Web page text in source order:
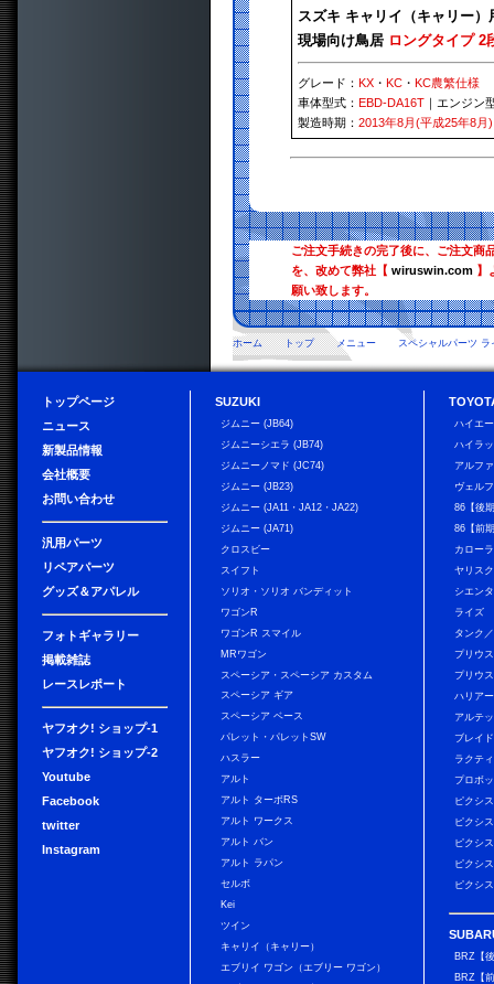
スズキ キャリイ（キャリー）
現場向け鳥居 ロングタイプ 2
グレード： KX・ KC・ KC農繁仕様
車体型式： EBD-DA16T｜エンジン
製造時期： 2013年8月(平成25年8月)
ご注文手続きの完了後に、ご注文商
を、改めて弊社【 wiruswin.com】
願い致します。
ホーム トップ メニュー スペシャルパーツ ラ
トップページ
ニュース
新製品情報
会社概要
お問い合わせ
汎用パーツ
リペアパーツ
グッズ＆アパレル
フォトギャラリー
掲載雑誌
レースレポート
ヤフオク! ショップ-1
ヤフオク! ショップ-2
Youtube
Facebook
twitter
Instagram
SUZUKI
ジムニー (JB64)
ジムニーシエラ (JB74)
ジムニーノマド (JC74)
ジムニー (JB23)
ジムニー (JA11・JA12・JA22)
ジムニー (JA71)
クロスビー
スイフト
ソリオ・ソリオ バンディット
ワゴンR
ワゴンR スマイル
MRワゴン
スペーシア・スペーシア カスタム
スペーシア ギア
スペーシア ベース
パレット・パレットSW
ハスラー
アルト
アルト ターボRS
アルト ワークス
アルト バン
アルト ラパン
セルボ
Kei
ツイン
キャリイ（キャリー）
エブリイ ワゴン（エブリー ワゴン）
ハイエ
ハイラ
アルフ
ヴェル
86【後
86【前
カロー
ヤリス
シエンタ
ライズ
タンク
プリウス
プリウ
ハリアー
アルテ
ブレイド
ラクテ
プロボ
ピクシ
ピクシ
ピクシ
ピクシ
ピクシ
BRZ【
BRZ【